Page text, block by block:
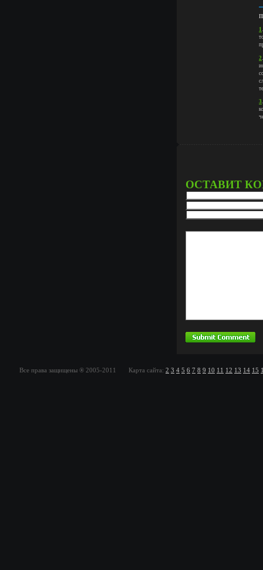
1
2
3
ОСТАВИТ
Все права защищены ® 2005-2011 Карта сайта: 2 3 4 5 6 7 8 9 10 11 12 13 14 15